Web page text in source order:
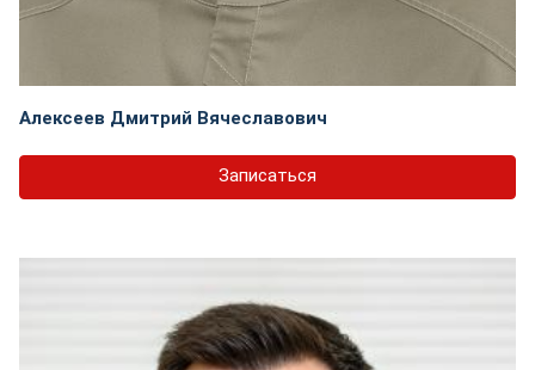
Алексеев Дмитрий Вячеславович
Записаться